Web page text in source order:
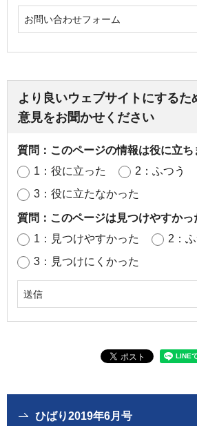
お問い合わせフォーム
より良いウェブサイトにするた
意見をお聞かせください
質問：このページの情報は役に立ち
1：役に立った
2：ふつう
3：役に立たなかった
質問：このページは見つけやすかっ
1：見つけやすかった
2：
3：見つけにくかった
ひばり2019年6月号